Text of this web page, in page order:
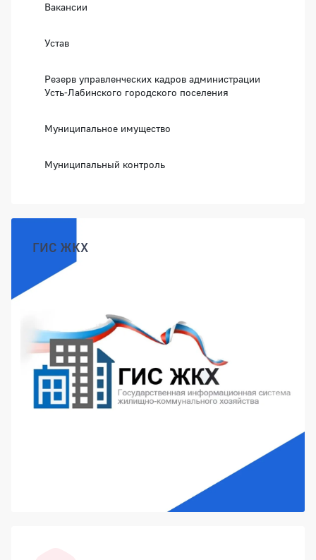
Вакансии
Устав
Резерв управленческих кадров администрации
Усть-Лабинского городского поселения
Муниципальное имущество
Муниципальный контроль
ГИС ЖКХ